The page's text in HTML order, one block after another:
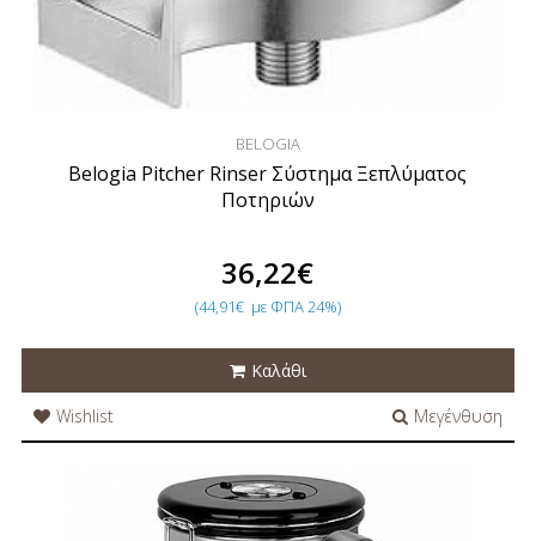
BELOGIA
Belogia Pitcher Rinser Σύστημα Ξεπλύματος
Ποτηριών
36,22€
(44,91€ με ΦΠΑ 24%)
Καλάθι
Wishlist
Μεγένθυση